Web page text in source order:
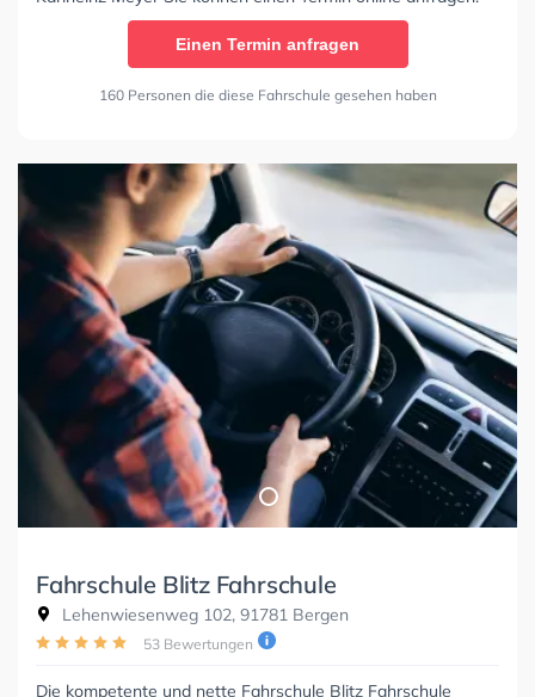
Einen Termin anfragen
160 Personen die diese Fahrschule gesehen haben
Fahrschule Blitz Fahrschule
Lehenwiesenweg 102, 91781 Bergen
53 Bewertungen
Die kompetente und nette Fahrschule Blitz Fahrschule